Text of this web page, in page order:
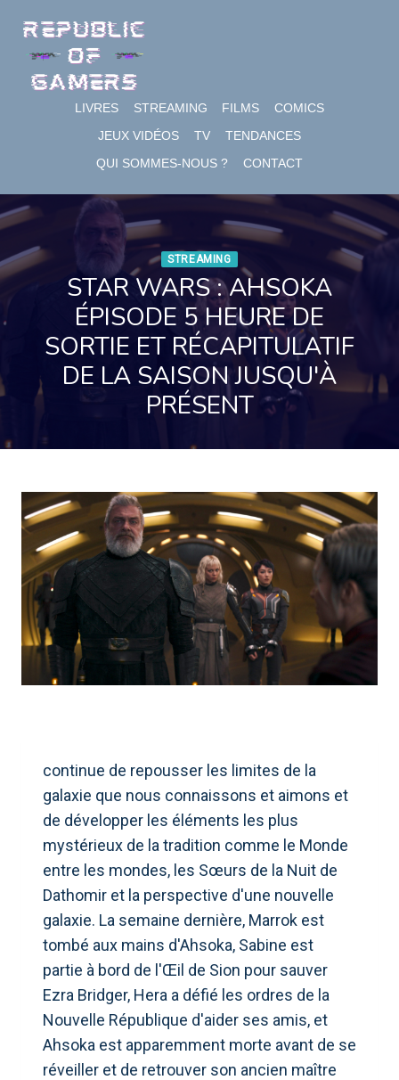
content
LIVRES STREAMING FILMS
COMICS
JEUX VIDÉOS
TV
TENDANCES
QUI SOMMES-NOUS ?
CONTACT
STREAMING
STAR WARS : AHSOKA
ÉPISODE 5 HEURE DE
SORTIE ET RÉCAPITULATIF
DE LA SAISON JUSQU'À
PRÉSENT
continue de repousser les limites de la
galaxie que nous connaissons et aimons et
de développer les éléments les plus
mystérieux de la tradition comme le Monde
entre les mondes, les Sœurs de la Nuit de
Dathomir et la perspective d'une nouvelle
galaxie. La semaine dernière, Marrok est
tombé aux mains d'Ahsoka, Sabine est
partie à bord de l'Œil de Sion pour sauver
Ezra Bridger, Hera a défié les ordres de la
Nouvelle République d'aider ses amis, et
Ahsoka est apparemment morte avant de se
réveiller et de retrouver son ancien maître